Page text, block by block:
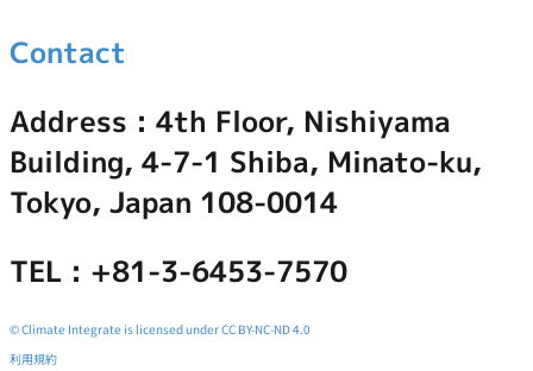
Contact
Address : 4th Floor, Nishiyama
Building, 4-7-1 Shiba, Minato-ku,
Tokyo, Japan 108-0014
TEL : +81-3-6453-7570
© Climate Integrate is licensed under CC BY-NC-ND 4.0
利用規約